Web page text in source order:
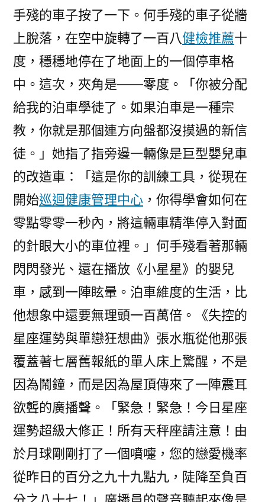
手殘的車子按了一下。何手殘的車子從牆
上脫落，在空中旋轉了一百八健檢推薦十
度，穩穩地停在了地面上的一個停車格
中。這次，夾角是——零度。「你被分配
給我的泊車學徒了。如果泊車是一種宗
教，你就是那個連方向盤都沒摸過的新信
徒。」她指了指旁邊一輛像是巨型嬰兒車
的改造車：「這是你的訓練工具，從現在
開始巡迴健康管理中心 ，你得學會如何在
零點零零一秒內，將這輛車精準停入對面
的針眼大小的車位裡。」何手殘看著那輛
閃閃發光、還在播放《小星星》的嬰兒
車，感到一陣眩暈。泊車維度的生活，比
他想象中還要無理頭一百萬倍。《失控的
星座運勢與單戀狂想曲》張水瓶從他那張
覆蓋著七層舊報紙的單人床上驚醒，不是
因為鬧鐘，而是因為屋頂傳來了一陣震耳
欲聾的廣播聲。「緊急！緊急！今日星座
運勢超級大修正！所有天秤座請注意！由
於月球剛剛打了一個噴嚏，您的戀愛機率
從昨日的百分之九十九點九，陡降至負百